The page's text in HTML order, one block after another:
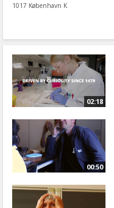
1017 København K
02:18
00:50